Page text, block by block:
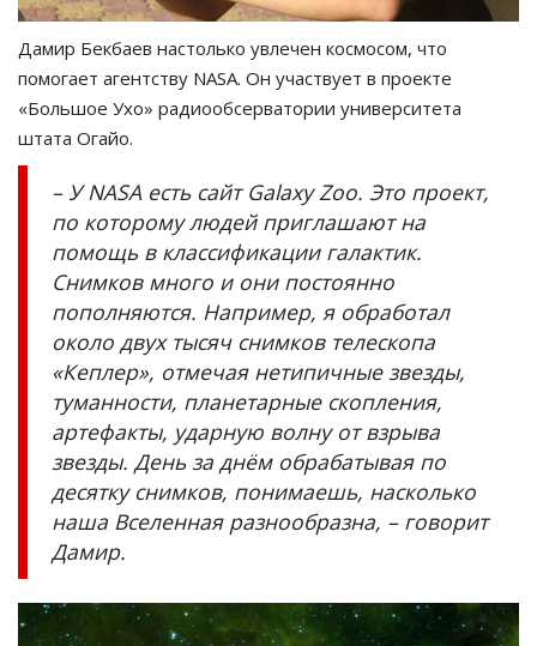
Дамир Бекбаев настолько увлечен космосом, что
помогает агентству NASA. Он участвует в проекте
«Большое Ухо» радиообсерватории университета
штата Огайо.
– У NASA есть сайт Galaxy Zoo. Это проект,
по которому людей приглашают на
помощь в классификации галактик.
Снимков много и они постоянно
пополняются. Например, я обработал
около двух тысяч снимков телескопа
«Кеплер», отмечая нетипичные звезды,
туманности, планетарные скопления,
артефакты, ударную волну от взрыва
звезды. День за днём обрабатывая по
десятку снимков, понимаешь, насколько
наша Вселенная разнообразна, – говорит
Дамир.